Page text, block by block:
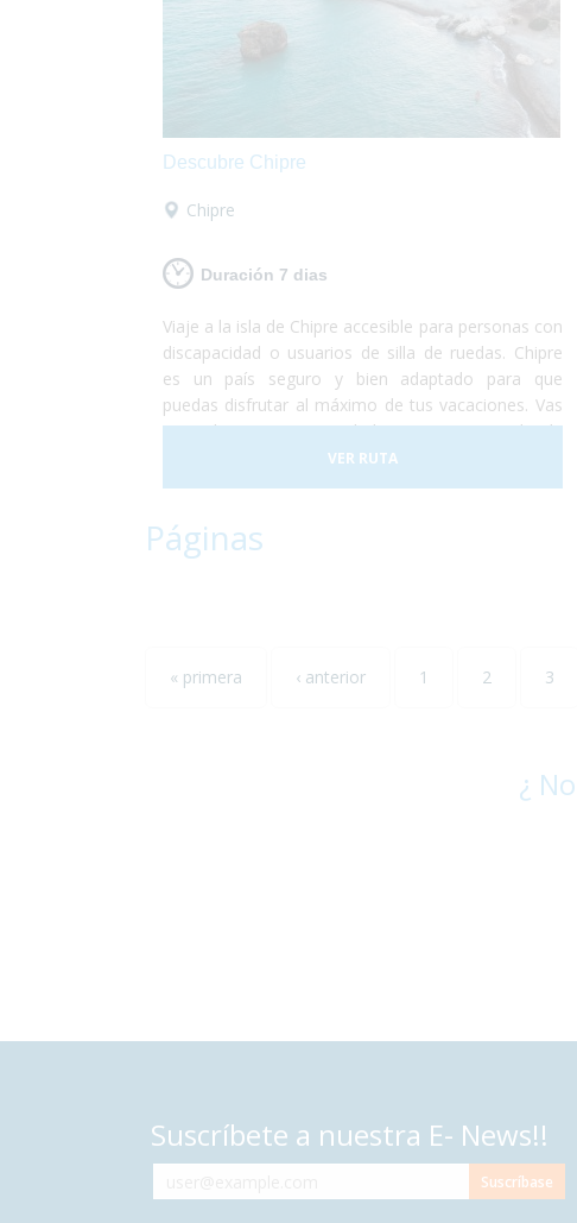
Descubre Chipre
Chipre
Duración 7 dias
Viaje a la isla de Chipre accesible para personas con
discapacidad o usuarios de silla de ruedas. Chipre
es un país seguro y bien adaptado para que
puedas disfrutar al máximo de tus vacaciones. Vas
a poder conocer ciudades pintorescas donde
degustar un buen vino, visitar las grandes
montañas de la isla, conocer la capital del país y
agua cristalina.¡Si lo que buscas es conocer y
disfrutar, Chipre es tu destino!
VER RUTA
Páginas
« primera ‹ anterior 1 2 3
¿
Suscríbete a nuestra E- News!!